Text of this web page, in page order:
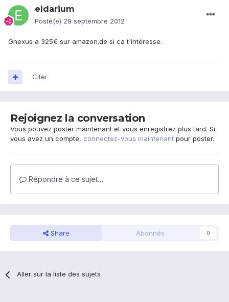
eldarium
Posté(e) 29 septembre 2012
Gnexus a 325€ sur amazon.de si ca t'intéresse.
Citer
Rejoignez la conversation
Vous pouvez poster maintenant et vous enregistrez plus tard. Si
vous avez un compte, connectez-vous maintenant pour poster.
Répondre à ce sujet…
Share Abonnés 0
Aller sur la liste des sujets